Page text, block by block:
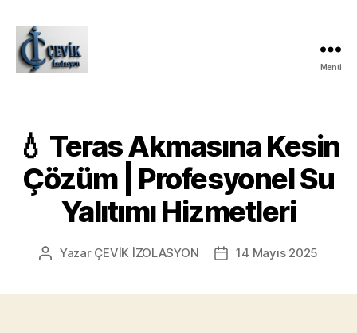
Menü
💧 Teras Akmasına Kesin
Çözüm | Profesyonel Su
Yalıtımı Hizmetleri
Yazının
Yazar ÇEVİK İZOLASYON
Yazı14 Mayıs 2025